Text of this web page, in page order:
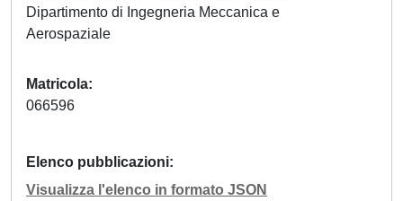
Dipartimento di Ingegneria Meccanica e
Aerospaziale
Matricola
066596
Elenco pubblicazioni
Visualizza l'elenco in formato JSON